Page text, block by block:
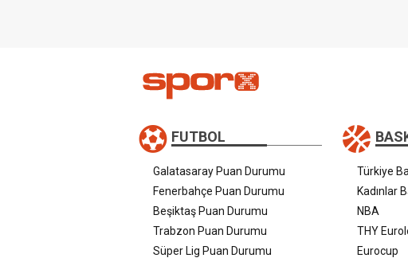
FUTBOL
Galatasaray Puan Durumu
Fenerbahçe Puan Durumu
Beşiktaş Puan Durumu
Trabzon Puan Durumu
Süper Lig Puan Durumu
Türkiye
Kadınlar
NBA
THY
Eurocup